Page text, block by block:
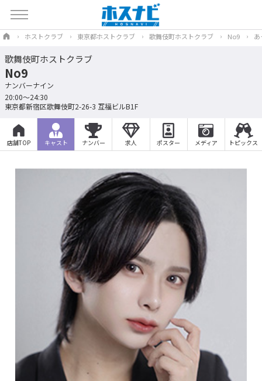
ホストクラブ 東京都ホストクラブ 歌舞伎町ホストクラブ No9
歌舞伎町ホストクラブ
No9
ナンバーナイン
20:00～24:30
東京都新宿区歌舞伎町2-26-3 互福ビルB1F
店舗TOP キャスト ナンバー 求人 ポスター メディア トピックス